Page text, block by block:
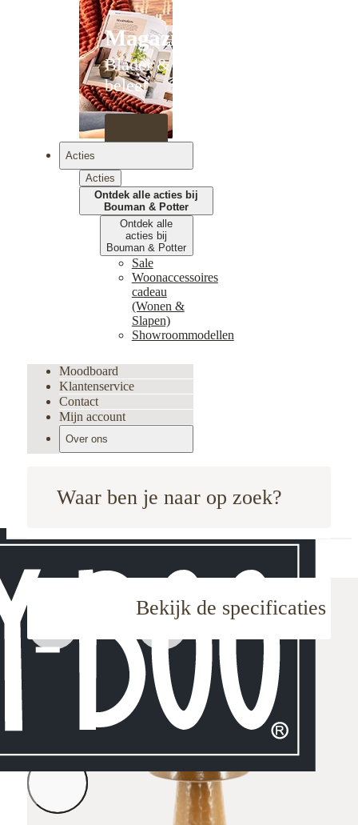
Waar ben je naar op zoek?
Magazines
Blader &
beleef
Acties
Acties
Ontdek alle acties bij
Bouman & Potter
Ontdek alle
acties bij
Bouman & Potter
Sale
Woonaccessoires
cadeau
(Wonen &
Slapen)
Showroommodellen
Moodboard
Klantenservice
Contact
Mijn account
Over ons
Home Verlichting
Tafellampen
By Boo Tafellamp Clayton S Mustard
Bekijk de specificaties